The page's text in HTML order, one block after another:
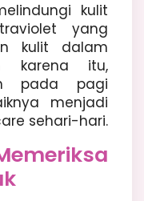
kulit
yang
kulit dalam
karena itu,
pada pagi
menjadi
sehari-hari.